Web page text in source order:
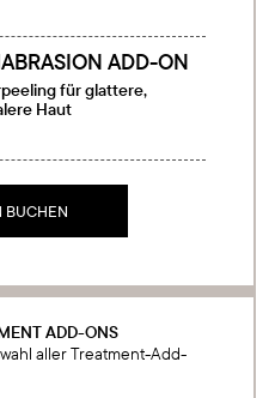
ADD-ON
für glattere,
Haut
BUCHEN
ADD-ONS
aller Treatment-Add-